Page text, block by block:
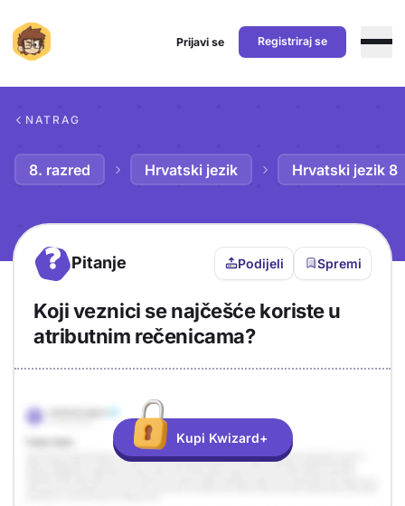
Prijavi se Registriraj se
NATRAG
8. razred Hrvatski jezik Hrvatski jezik 8
? Pitanje Podijeli Spremi
Koji veznici se najčešće koriste u
atributnim rečenicama?
Odgovor
Objašnjenje
Kupi Kwizard+